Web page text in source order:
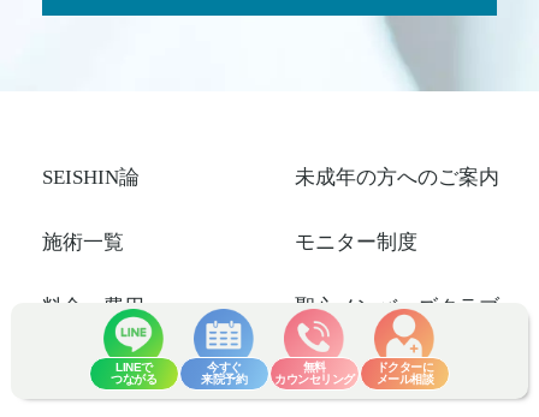
LINEで
つながる
今すぐ
来院予約
無料
カウンセリング
ドクターに
メール相談
SEISHIN論
施術一覧
料金・費用
症例写真
未成年の方へのご案内
モニター制度
聖心メンバーズクラブ
採用情報